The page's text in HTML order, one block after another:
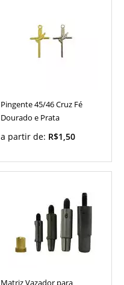
Pingente 45/46 Cruz Fé
Dourado e Prata
a partir de: R$1,50
Matriz Vazador para